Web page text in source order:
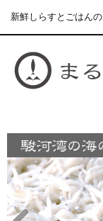
新鮮しらすとごはん